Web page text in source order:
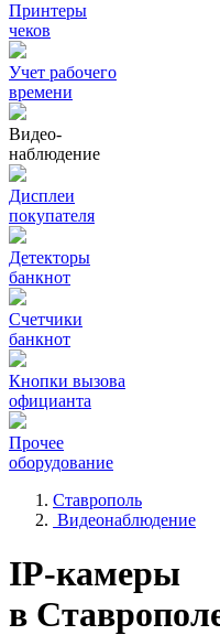
Принтеры
чеков
Учет рабочего
времени
Видео‑
наблюдение
Дисплеи
покупателя
Детекторы
банкнот
Счетчики
банкнот
Кнопки вызова
официанта
Прочее
оборудование
Ставрополь
Видеонаблюдение
IP-камеры
в